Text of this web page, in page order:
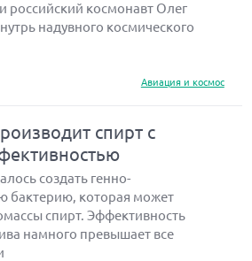
космонавт Олег
надувного космического
Авиация и космос
спирт с
создать генно-
бактерию, которая может
спирт. Эффективность
намного превышает все